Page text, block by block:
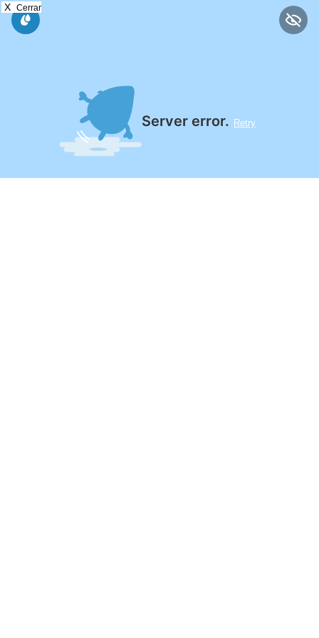
X Cerrar